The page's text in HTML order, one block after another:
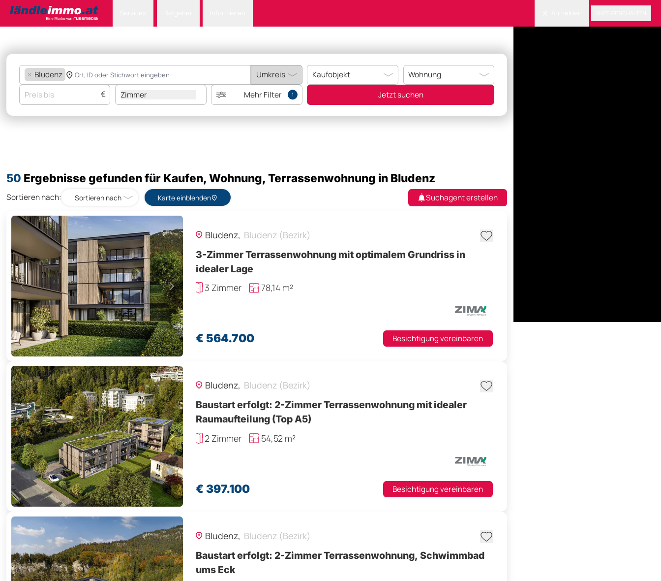
Bludenz
€
Zimmer Mehr Filter 1 Jetzt suchen
50 Ergebnisse gefunden für Kaufen, Wohnung, Terrassenwohnung in Bludenz
Sortieren nach: Sortieren nach Karte einblenden Suchagent erstellen
Bludenz, Bludenz (Bezirk)
3-Zimmer Terrassenwohnung mit optimalem Grundriss in
idealer Lage
3 Zimmer
78,14 m²
€ 564.700 Besichtigung vereinbaren
Bludenz, Bludenz (Bezirk)
Baustart erfolgt: 2-Zimmer Terrassenwohnung mit idealer
Raumaufteilung (Top A5)
2 Zimmer
54,52 m²
€ 397.100 Besichtigung vereinbaren
Bludenz, Bludenz (Bezirk)
Baustart erfolgt: 2-Zimmer Terrassenwohnung, Schwimmbad
ums Eck